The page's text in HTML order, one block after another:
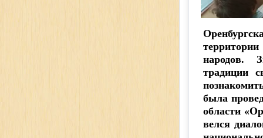
народов.
традиции
была
области
велся